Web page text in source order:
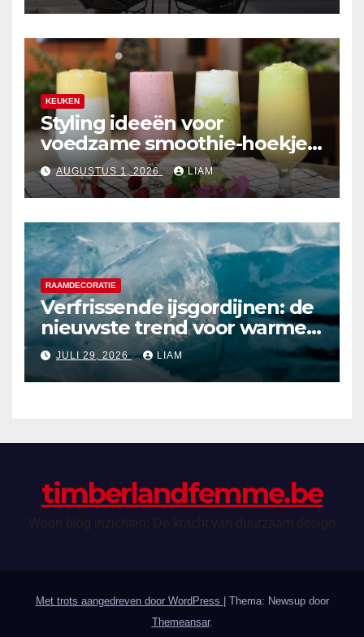
KEUKEN
Styling ideeën voor
voedzame smoothie-hoekjes
in de keuken
AUGUSTUS 1, 2026 LIAM
RAAMDECORATIE
Verfrissende ijsgordijnen: de
nieuwste trend voor warme
zomerdagen
JULI 29, 2026 LIAM
timberlandfemme.be
Met trots aangedreven door WordPress
Thema: Newsup door
Themeansar.